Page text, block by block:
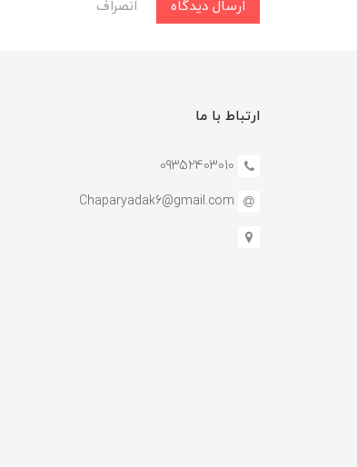
ارسال دیدگاه انصراف
ارتباط با ما
09352403010
Chaparyadak6@gmail.com